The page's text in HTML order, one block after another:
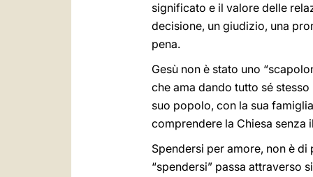
significato e il valore delle
decisione, un giudizio, una
pena.
Gesù non è stato uno
che ama dando tutto sé
suo popolo, con la sua
comprendere la Chiesa senza
Spendersi per amore, non è
“spendersi” passa attraverso